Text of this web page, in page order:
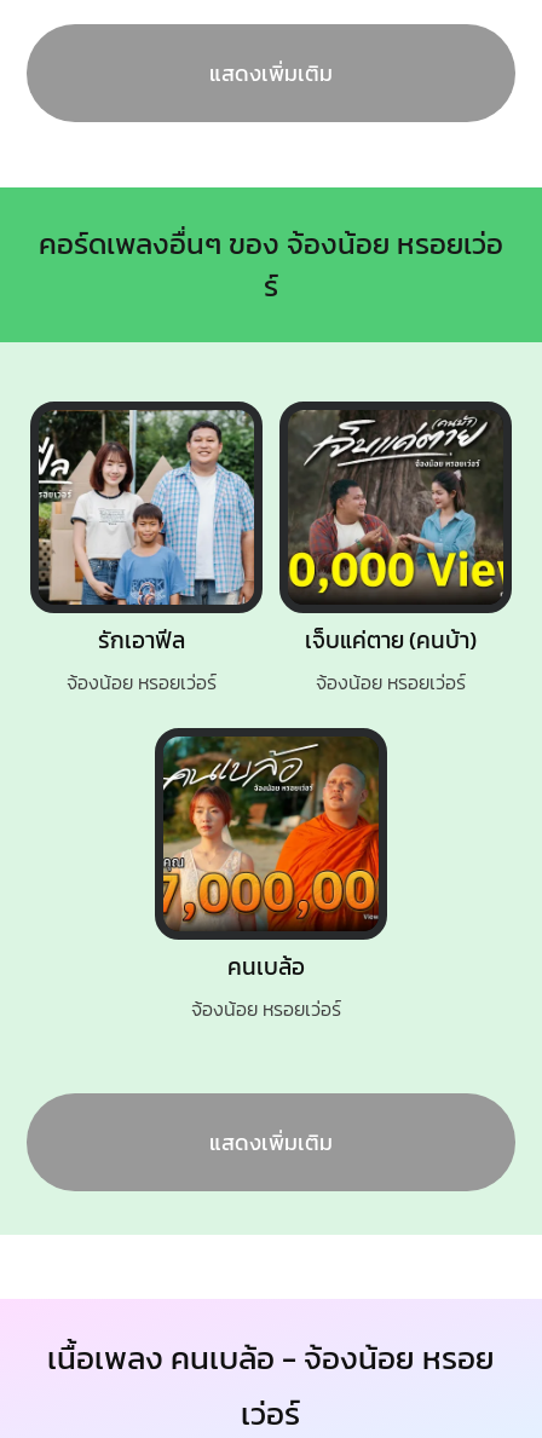
แสดงเพิ่มเติม
คอร์ดเพลงอื่นๆ ของ จ้องน้อย หรอยเว่อ
ร์
คนเบล้อ
จ้องน้อย หรอยเว่อร์
เจ็บแค่ตาย (คนบ้า)
จ้องน้อย หรอยเว่อร์
รักเอาฟีล
จ้องน้อย หรอยเว่อร์
แสดงเพิ่มเติม
เนื้อเพลง คนเบล้อ - จ้องน้อย หรอย
เว่อร์